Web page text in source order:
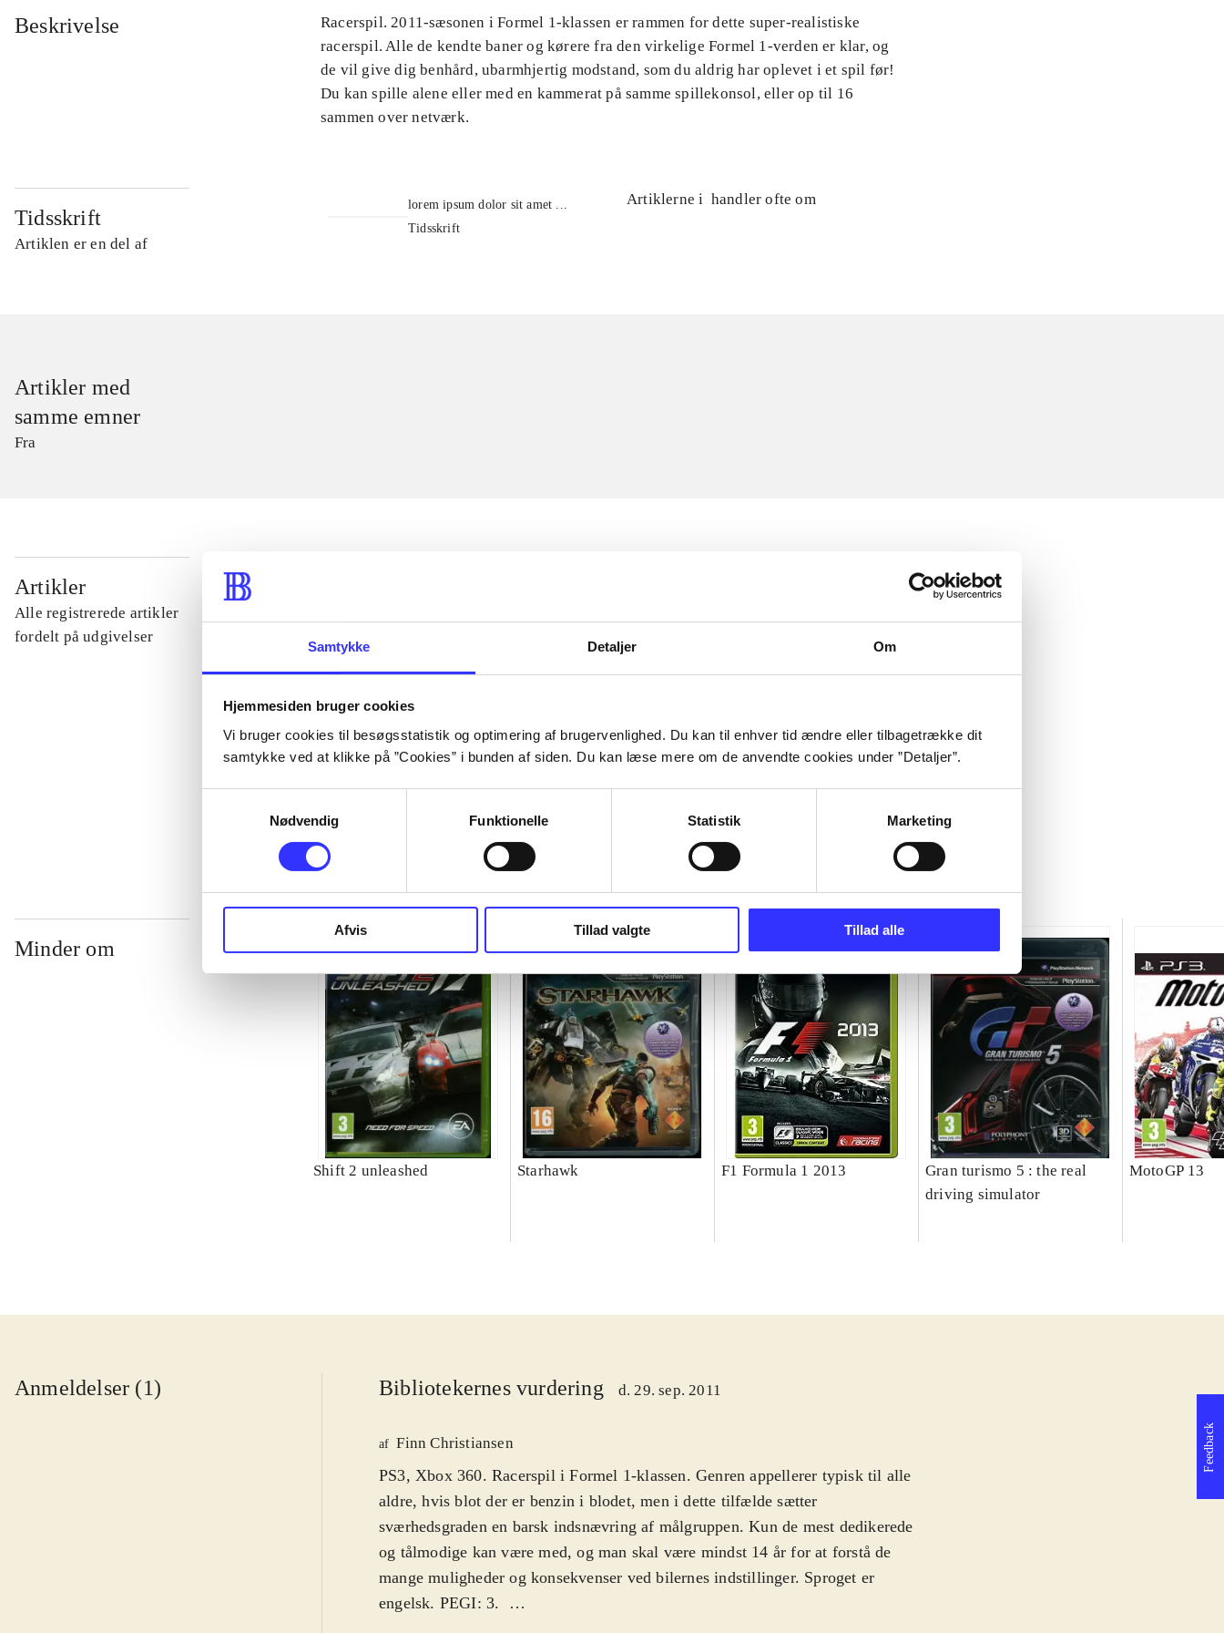
Samtykke Detaljer Om
Hjemmesiden bruger cookies
Vi bruger cookies til besøgsstatistik og optimering af brugervenlighed. Du kan til enhver tid ændre eller tilbagetrække dit
samtykke ved at klikke på ”Cookies” i bunden af siden. Du kan læse mere om de anvendte cookies under ”Detaljer”.
Nødvendig
Funktionelle Statistik Marketing
Afvis Tillad valgte Tillad alle
Beskrivelse
Racerspil. 2011-sæsonen i Formel 1-klassen er rammen for dette super-realistiske
racerspil. Alle de kendte baner og kørere fra den virkelige Formel 1-verden er klar, og
de vil give dig benhård, ubarmhjertig modstand, som du aldrig har oplevet i et spil før!
Du kan spille alene eller med en kammerat på samme spillekonsol, eller op til 16
sammen over netværk.
Tidsskrift
Artiklen er en del af
lorem ipsum dolor sit amet ...
Tidsskrift
Artiklerne i handler ofte om
Artikler med
samme emner
Fra
Artikler
Alle registrerede artikler
fordelt på udgivelser
...
Minder om
Shift 2 unleashed Starhawk F1 Formula 1 2013
Gran turismo 5 : the real
driving simulator
MotoGP 13
Anmeldelser (1) Bibliotekernes vurdering d. 29. sep. 2011
af Finn Christiansen
PS3, Xbox 360. Racerspil i Formel 1-klassen. Genren appellerer typisk til alle
aldre, hvis blot der er benzin i blodet, men i dette tilfælde sætter
sværhedsgraden en barsk indsnævring af målgruppen. Kun de mest dedikerede
og tålmodige kan være med, og man skal være mindst 14 år for at forstå de
mange muligheder og konsekvenser ved bilernes indstillinger. Sproget er
engelsk. PEGI: 3.
Feedback